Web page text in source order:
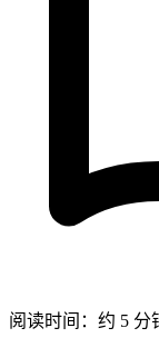
阅读时间：约 5 分